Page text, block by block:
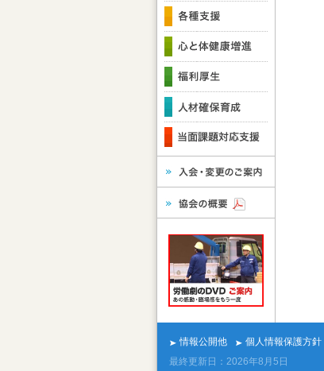
情報公開他 個人情報保護方針
最終更新日：2026年8月5日